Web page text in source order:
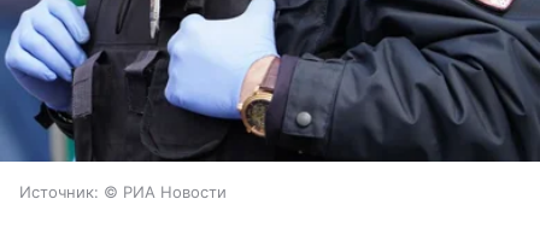
Источник: © РИА Новости